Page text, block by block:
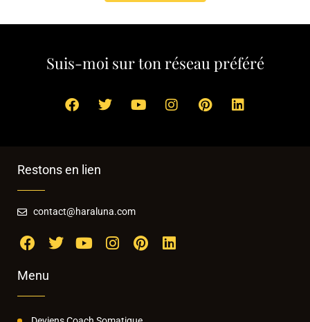
Suis-moi sur ton réseau préféré
Restons en lien
contact@haraluna.com
Menu